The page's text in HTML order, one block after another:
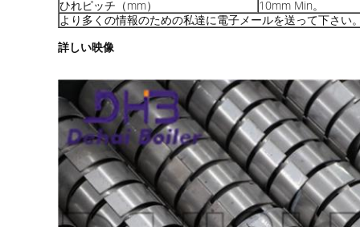
ひれピッチ（mm）
10mm Min。
より多くの情報のための私達に電子メールを送って下さい
詳しい映像